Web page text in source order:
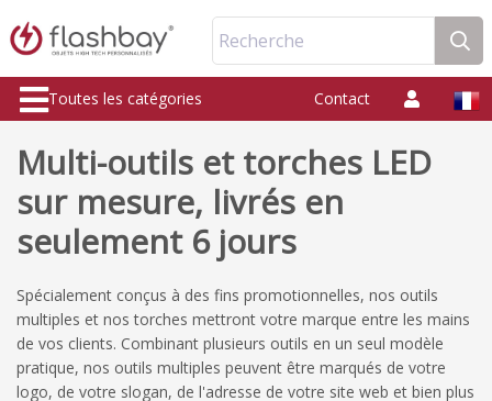
Recherche
Toutes les catégories Contact
Multi-outils et torches LED
sur mesure, livrés en
seulement 6 jours
Spécialement conçus à des fins promotionnelles, nos outils
multiples et nos torches mettront votre marque entre les mains
de vos clients. Combinant plusieurs outils en un seul modèle
pratique, nos outils multiples peuvent être marqués de votre
logo, de votre slogan, de l'adresse de votre site web et bien plus